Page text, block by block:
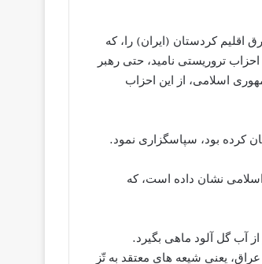
اقلیم کردستان (ایران) را، که
تروریستی نامید، حتی رهبر
اسلامی، از این احزاب
کرده بود، سپاسگزاری نمود.
نشان داده است، که
آب گل آلود ماهی بگیرد.
یعنی شیعه های معتقد به تّز